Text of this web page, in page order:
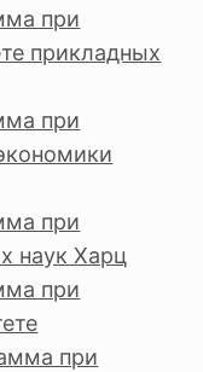
при
прикладных
при
при
наук Харц
при
при